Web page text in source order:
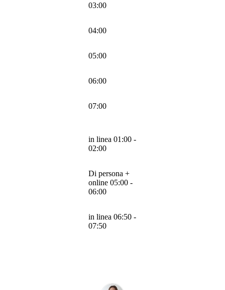
03:00
04:00
05:00
06:00
07:00
in linea 01:00 -
02:00
Di persona +
online 05:00 -
06:00
in linea 06:50 -
07:50